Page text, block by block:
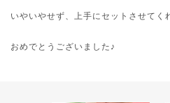
いやいやせず、上手にセットさせてく
おめでとうございました♪